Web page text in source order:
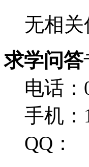
无相关
求学问答
电话：
手机：
QQ：